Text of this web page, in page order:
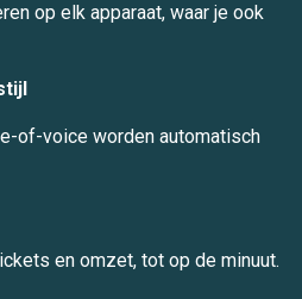
op elk apparaat, waar je ook
of-voice worden automatisch
en omzet, tot op de minuut.